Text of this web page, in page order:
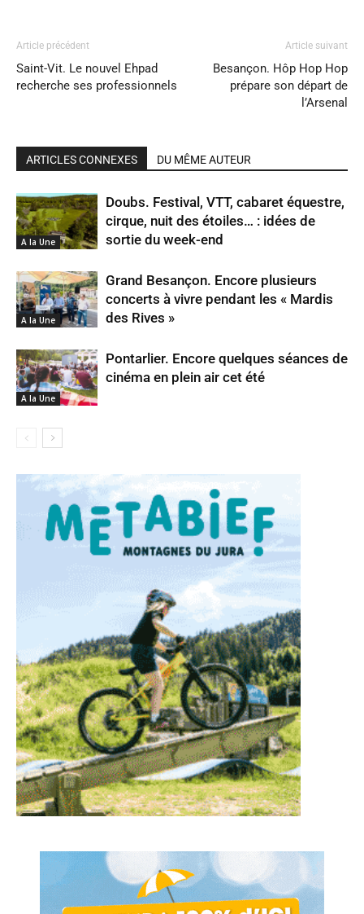
Article précédent
Saint-Vit. Le nouvel Ehpad
recherche ses professionnels
Article suivant
Besançon. Hôp Hop Hop
prépare son départ de
l’Arsenal
ARTICLES CONNEXES DU MÊME AUTEUR
A la Une
Doubs. Festival, VTT, cabaret équestre,
cirque, nuit des étoiles… : idées de
sortie du week-end
A la Une
Grand Besançon. Encore plusieurs
concerts à vivre pendant les « Mardis
des Rives »
A la Une
Pontarlier. Encore quelques séances de
cinéma en plein air cet été